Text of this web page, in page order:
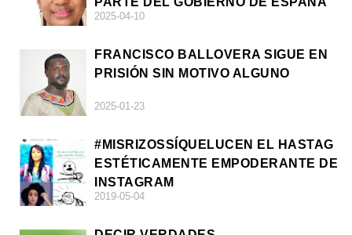
2025-04-10
FRANCISCO BALLOVERA SIGUE EN
PRISIÓN SIN MOTIVO ALGUNO
2025-01-23
#MISRIZOSSÍQUELUCEN EL HASTAG
ESTÉTICAMENTE EMPODERANTE DE
INSTAGRAM
2019-05-04